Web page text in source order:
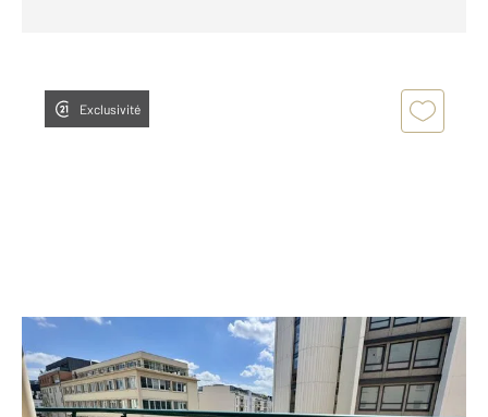
Exclusivité
ROUEN 76
47,29 m2, 2 pièces
Ref : 27719